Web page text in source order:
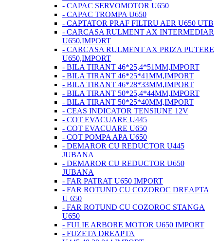
- CAPAC SERVOMOTOR U650
- CAPAC TROMPA U650
- CAPTATOR PRAF FILTRU AER U650 UTB
- CARCASA RULMENT AX INTERMEDIAR
U650,IMPORT
- CARCASA RULMENT AX PRIZA PUTERE
U650,IMPORT
- BILA TIRANT 46*25,4*51MM,IMPORT
- BILA TIRANT 46*25*41MM,IMPORT
- BILA TIRANT 46*28*33MM,IMPORT
- BILA TIRANT 50*25,4*44MM,IMPORT
- BILA TIRANT 50*25*40MM,IMPORT
- CEAS INDICATOR TENSIUNE 12V
- COT EVACUARE U445
- COT EVACUARE U650
- COT POMPA APA U650
- DEMAROR CU REDUCTOR U445
JUBANA
- DEMAROR CU REDUCTOR U650
JUBANA
- FAR PATRAT U650 IMPORT
- FAR ROTUND CU COZOROC DREAPTA
U 650
- FAR ROTUND CU COZOROC STANGA
U650
- FULIE ARBORE MOTOR U650 IMPORT
- FUZETA DREAPTA